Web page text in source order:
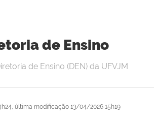
de Ensino
última modificação 13/04/2026 15h19
de Ensino (DEN) da UFVJM